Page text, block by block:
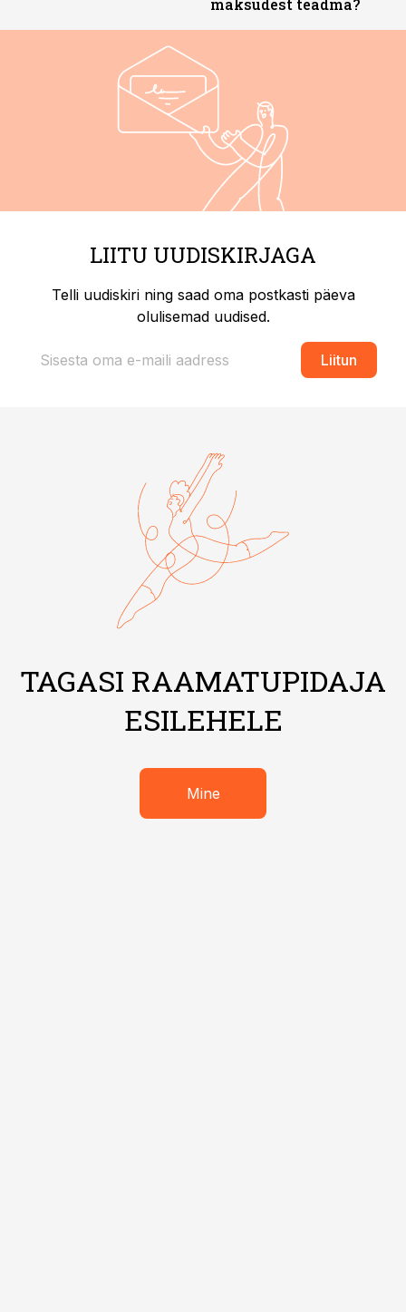
maksudest teadma?
LIITU UUDISKIRJAGA
Telli uudiskiri ning saad oma postkasti päeva
olulisemad uudised.
Liitun
TAGASI RAAMATUPIDAJA
ESILEHELE
Mine